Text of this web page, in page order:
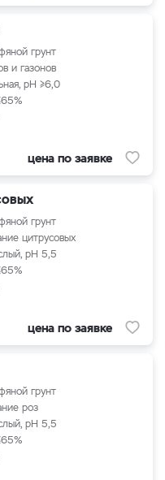
грунт
и газонов
рН ≥6,0
цена по заявке
грунт
цитрусовых
рН 5,5
цена по заявке
грунт
роз
рН 5,5